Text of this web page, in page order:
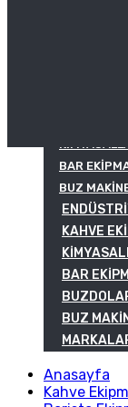
BAR
BUZ
KAHVE
BAR
BUZ
Anasayfa
Kahve